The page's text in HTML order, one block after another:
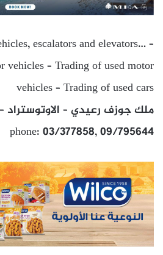
escalators and elevators… –
vehicles – Trading of used motor
vehicles – Trading of used cars
ملك جوزف رعيدي – الاوتوستراد
phone: 03/377858, 09/795644